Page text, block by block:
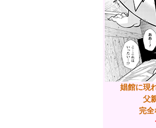
娼館に現
父
完